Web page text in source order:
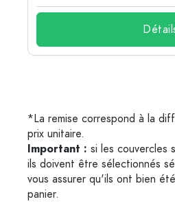
*La remise correspond à la
prix unitaire.
Important : si les couvercles
ils doivent être sélectionnés
vous assurer qu'ils ont bien
panier.